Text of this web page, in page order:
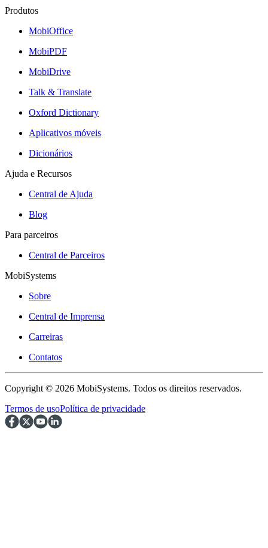
Produtos
MobiOffice
MobiPDF
MobiDrive
Talk & Translate
Oxford Dictionary
Aplicativos móveis
Dicionários
Ajuda e Recursos
Central de Ajuda
Blog
Para parceiros
Central de Parceiros
MobiSystems
Sobre
Central de Imprensa
Carreiras
Contatos
Copyright © 2026 MobiSystems. Todos os direitos reservados.
Termos de usoPolítica de privacidade